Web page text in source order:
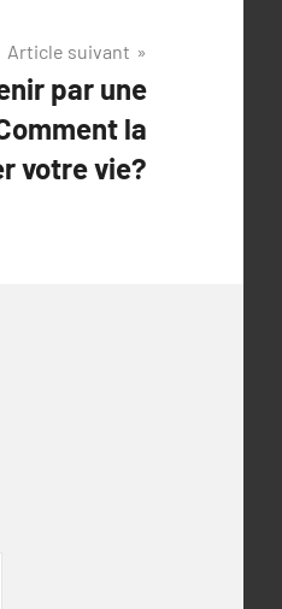
Article suivant
par une
la
votre vie?